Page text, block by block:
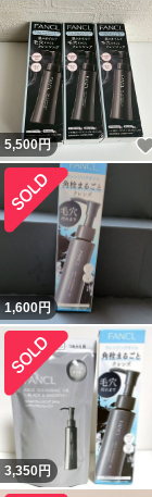
5,500円
1,600円
3,350円